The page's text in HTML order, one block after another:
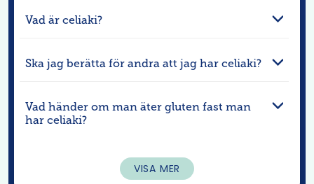
Vad är celiaki?
Ska jag berätta för andra att jag har celiaki?
Vad händer om man äter gluten fast man
har celiaki?
VISA MER